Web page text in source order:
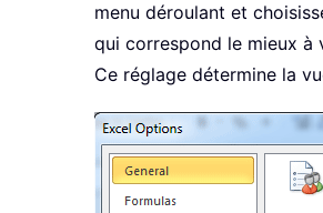
menu déroulant et
qui correspond le mieux à
Ce réglage détermine la